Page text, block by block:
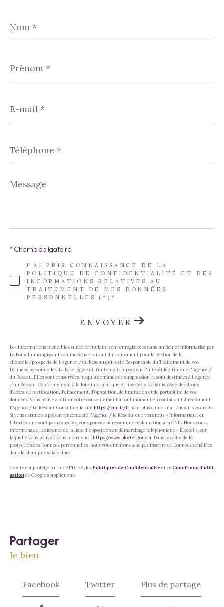
*
*
mail
*
*
Message
*
J'AI PRIS CONNAISSANCE DE LA
POLITIQUE DE CONFIDENTIALITÉ ET DES
INFORMATIONS RELATIVES AU
TRAITEMENT DE MES DONNÉES
PERSONNELLES (*)*
* Champ obligatoire
ENVOYER
Les informations recueillies sur ce formulaire sont enregistrées dans un fichier informatisé par
La Boite Immo agissant comme Sous-traitant du traitement pour la gestion de la
clientèle/prospects de l'Agence / du Réseau qui reste Responsable du Traitement de vos
Données personnelles. La base légale du traitement repose sur l'intérêt légitime de l'Agence /
du Réseau. Elles sont conservées jusqu'à demande de suppression et sont destinées à l'Agence
/ au Réseau. Conformément à la loi « informatique et libertés », vous disposez des droits
d’accès, de rectification, d’effacement, d’opposition, de limitation et de portabilité de vos
données. Vous pouvez retirer votre consentement à tout moment en contactant directement
l’Agence / Le Réseau. Consultez le site https://cnil.fr/frpour plus d’informations sur vos droits.
Si vous estimez, après avoir contacté l'Agence / le Réseau, que vos droits « Informatique et
Libertés » ne sont pas respectés, vous pouvez adresser une réclamation à la CNIL. Nous vous
informons de l’existence de la liste d'opposition au démarchage téléphonique « Bloctel », sur
laquelle vous pouvez vous inscrire ici :https://www.bloctel.gouv.fr . Dans le cadre de la
protection des Données personnelles, nous vous invitons à ne pas inscrire de Données sensibles
dans le champ de saisie libre.
Ce site est protégé par reCAPTCHA, lesPolitiques de Confidentialitéet esConditions d'utili
sation de Google s'appliquent.
partager
le bien
Facebook Twitter Plus de partage